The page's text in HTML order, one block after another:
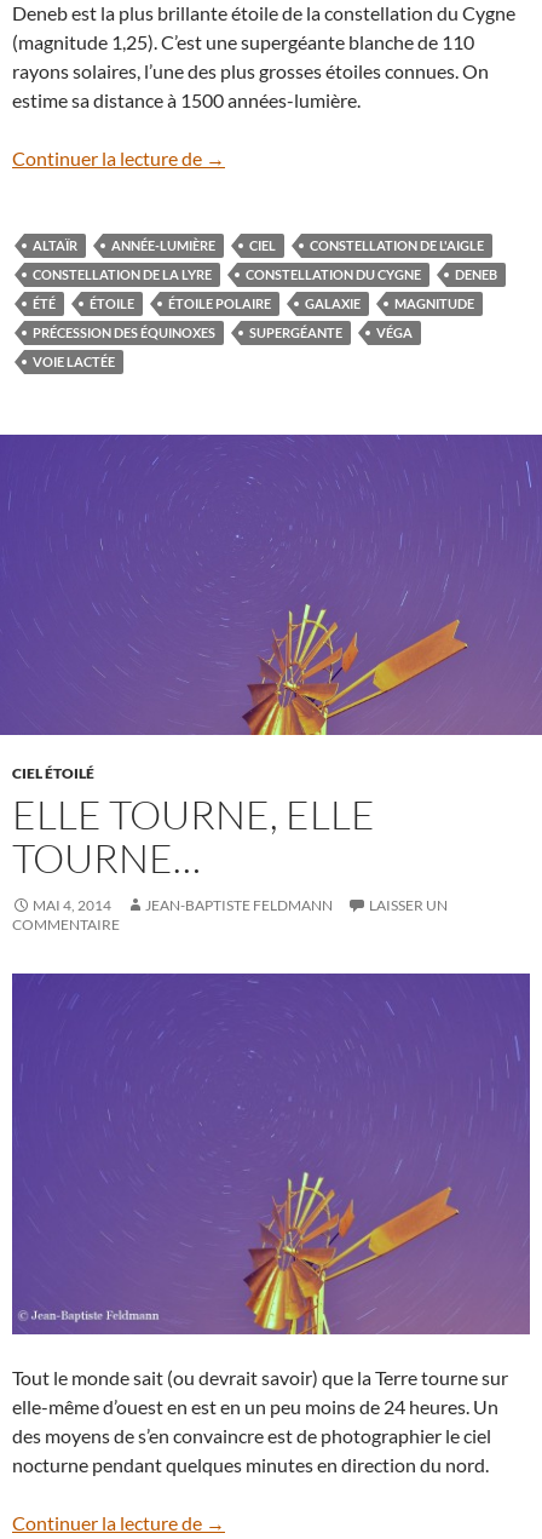
Deneb est la plus brillante étoile de la constellation du Cygne
(magnitude 1,25). C’est une supergéante blanche de 110
rayons solaires, l’une des plus grosses étoiles connues. On
estime sa distance à 1500 années-lumière.
Continuer la lecture de Le triangle d’été
→
ALTAÏR ANNÉE-LUMIÈRE CIEL
CONSTELLATION DE L'AIGLE
CONSTELLATION DE LA LYRE
CONSTELLATION DU CYGNE
DENEB
ÉTÉ
ÉTOILE ÉTOILE POLAIRE GALAXIE
MAGNITUDE
PRÉCESSION DES ÉQUINOXES
SUPERGÉANTE
VÉGA
VOIE LACTÉE
CIEL ÉTOILÉ
ELLE TOURNE, ELLE
TOURNE…
MAI 4, 2014 JEAN-BAPTISTE FELDMANN
LAISSER UN
COMMENTAIRE
Tout le monde sait (ou devrait savoir) que la Terre tourne sur
elle-même d’ouest en est en un peu moins de 24 heures. Un
des moyens de s’en convaincre est de photographier le ciel
nocturne pendant quelques minutes en direction du nord.
Continuer la lecture de Elle tourne, elle tourne…
→